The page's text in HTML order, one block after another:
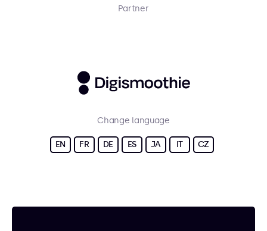
Partner
Change language
EN FR DE ES JA IT CZ